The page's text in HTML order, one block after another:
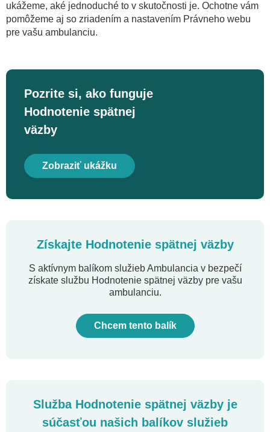
ukážeme, aké jednoduché to v skutočnosti je. Ochotne vám
pomôžeme aj so zriadením a nastavením Právneho webu
pre vašu ambulanciu.
Pozrite si, ako funguje
Hodnotenie spätnej
väzby
Zobraziť ukážku
Získajte Hodnotenie spätnej väzby
S aktívnym balíkom služieb Ambulancia v bezpečí
získate službu Hodnotenie spätnej väzby pre vašu
ambulanciu.
Chcem tento balík
Služba Hodnotenie spätnej väzby je
súčasťou našich balíkov služieb